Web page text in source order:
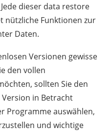
dieser data restore
nützliche Funktionen zur
Daten.
Versionen gewisse
den vollen
sollten Sie den
in Betracht
Programme auswählen,
und wichtige